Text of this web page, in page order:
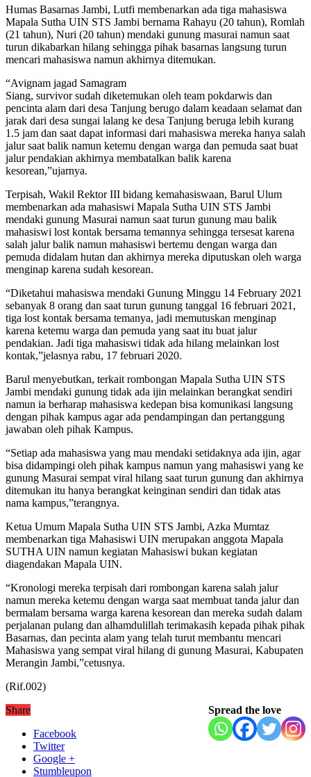
Humas Basarnas Jambi, Lutfi membenarkan ada tiga mahasiswa
Mapala Sutha UIN STS Jambi bernama Rahayu (20 tahun), Romlah
(21 tahun), Nuri (20 tahun) mendaki gunung masurai namun saat
turun dikabarkan hilang sehingga pihak basarnas langsung turun
mencari mahasiswa namun akhirnya ditemukan.
“Avignam jagad Samagram
Siang, survivor sudah diketemukan oleh team pokdarwis dan
pencinta alam dari desa Tanjung berugo dalam keadaan selamat dan
jarak dari desa sungai lalang ke desa Tanjung beruga lebih kurang
1.5 jam dan saat dapat informasi dari mahasiswa mereka hanya salah
jalur saat balik namun ketemu dengan warga dan pemuda saat buat
jalur pendakian akhirnya membatalkan balik karena
kesorean,”ujarnya.
Terpisah, Wakil Rektor III bidang kemahasiswaan, Barul Ulum
membenarkan ada mahasiswi Mapala Sutha UIN STS Jambi
mendaki gunung Masurai namun saat turun gunung mau balik
mahasiswi lost kontak bersama temannya sehingga tersesat karena
salah jalur balik namun mahasiswi bertemu dengan warga dan
pemuda didalam hutan dan akhirnya mereka diputuskan oleh warga
menginap karena sudah kesorean.
“Diketahui mahasiswa mendaki Gunung Minggu 14 February 2021
sebanyak 8 orang dan saat turun gunung tanggal 16 februari 2021,
tiga lost kontak bersama temanya, jadi memutuskan menginap
karena ketemu warga dan pemuda yang saat itu buat jalur
pendakian. Jadi tiga mahasiswi tidak ada hilang melainkan lost
kontak,”jelasnya rabu, 17 februari 2020.
Barul menyebutkan, terkait rombongan Mapala Sutha UIN STS
Jambi mendaki gunung tidak ada ijin melainkan berangkat sendiri
namun ia berharap mahasiswa kedepan bisa komunikasi langsung
dengan pihak kampus agar ada pendampingan dan pertanggung
jawaban oleh pihak Kampus.
“Setiap ada mahasiswa yang mau mendaki setidaknya ada ijin, agar
bisa didampingi oleh pihak kampus namun yang mahasiswi yang ke
gunung Masurai sempat viral hilang saat turun gunung dan akhirnya
ditemukan itu hanya berangkat keinginan sendiri dan tidak atas
nama kampus,”terangnya.
Ketua Umum Mapala Sutha UIN STS Jambi, Azka Mumtaz
membenarkan tiga Mahasiswi UIN merupakan anggota Mapala
SUTHA UIN namun kegiatan Mahasiswi bukan kegiatan
diagendakan Mapala UIN.
“Kronologi mereka terpisah dari rombongan karena salah jalur
namun mereka ketemu dengan warga saat membuat tanda jalur dan
bermalam bersama warga karena kesorean dan mereka sudah dalam
perjalanan pulang dan alhamdulillah terimakasih kepada pihak pihak
Basarnas, dan pecinta alam yang telah turut membantu mencari
Mahasiswa yang sempat viral hilang di gunung Masurai, Kabupaten
Merangin Jambi,”cetusnya.
(Rif.002)
Spread the love
Share
Facebook
Twitter
Google +
Stumbleupon